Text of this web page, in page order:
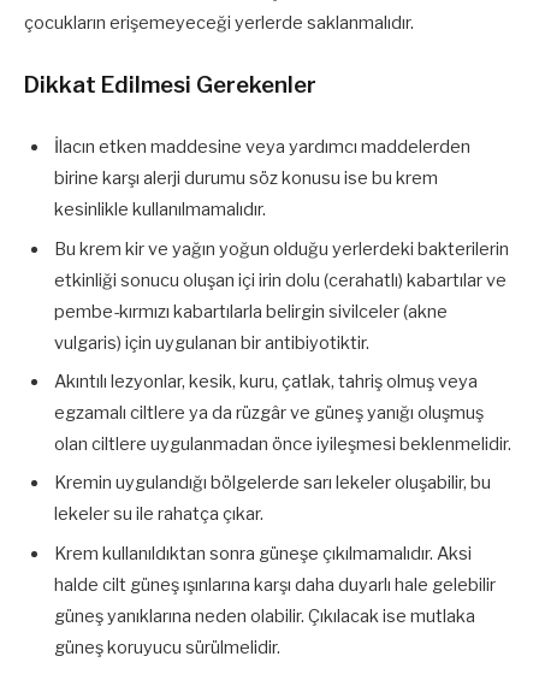
çocukların erişemeyeceği yerlerde saklanmalıdır.
Dikkat Edilmesi Gerekenler
İlacın etken maddesine veya yardımcı maddelerden
birine karşı alerji durumu söz konusu ise bu krem
kesinlikle kullanılmamalıdır.
Bu krem kir ve yağın yoğun olduğu yerlerdeki bakterilerin
etkinliği sonucu oluşan içi irin dolu (cerahatlı) kabartılar ve
pembe-kırmızı kabartılarla belirgin sivilceler (akne
vulgaris) için uygulanan bir antibiyotiktir.
Akıntılı lezyonlar, kesik, kuru, çatlak, tahriş olmuş veya
egzamalı ciltlere ya da rüzgâr ve güneş yanığı oluşmuş
olan ciltlere uygulanmadan önce iyileşmesi beklenmelidir.
Kremin uygulandığı bölgelerde sarı lekeler oluşabilir, bu
lekeler su ile rahatça çıkar.
Krem kullanıldıktan sonra güneşe çıkılmamalıdır. Aksi
halde cilt güneş ışınlarına karşı daha duyarlı hale gelebilir
güneş yanıklarına neden olabilir. Çıkılacak ise mutlaka
güneş koruyucu sürülmelidir.